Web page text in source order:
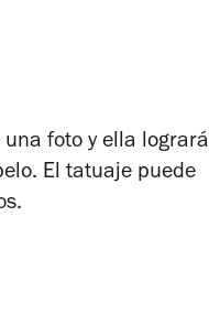
foto y ella logrará
El tatuaje puede